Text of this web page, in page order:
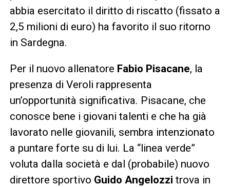
abbia esercitato il diritto di riscatto (fissato a
2,5 milioni di euro) ha favorito il suo ritorno
in Sardegna.
Per il nuovo allenatore Fabio Pisacane, la
presenza di Veroli rappresenta
un’opportunità significativa. Pisacane, che
conosce bene i giovani talenti e che ha già
lavorato nelle giovanili, sembra intenzionato
a puntare forte su di lui. La “linea verde”
voluta dalla società e dal (probabile) nuovo
direttore sportivo Guido Angelozzi trova in